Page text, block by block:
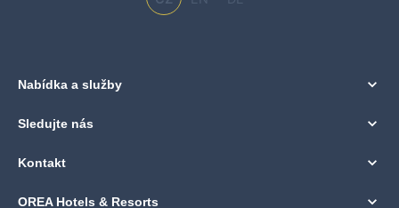
Nabídka a služby
Sledujte nás
Kontakt
OREA Hotels & Resorts